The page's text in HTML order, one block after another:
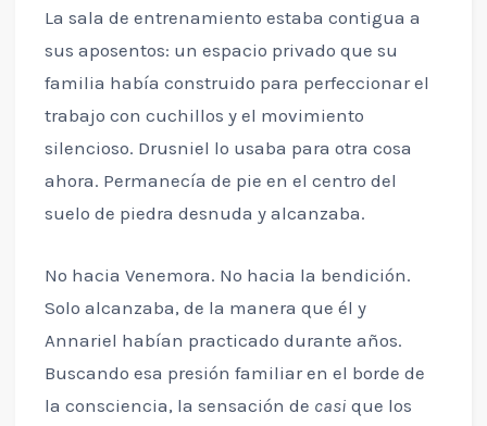
La sala de entrenamiento estaba contigua a
sus aposentos: un espacio privado que su
familia había construido para perfeccionar el
trabajo con cuchillos y el movimiento
silencioso. Drusniel lo usaba para otra cosa
ahora. Permanecía de pie en el centro del
suelo de piedra desnuda y alcanzaba.
No hacia Venemora. No hacia la bendición.
Solo alcanzaba, de la manera que él y
Annariel habían practicado durante años.
Buscando esa presión familiar en el borde de
la consciencia, la sensación de casi que los